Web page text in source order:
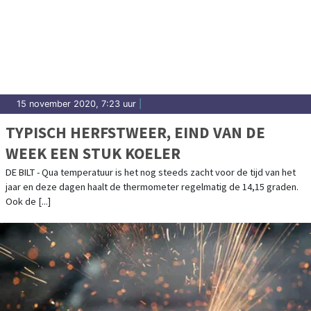
15 november 2020, 7:23 uur
TYPISCH HERFSTWEER, EIND VAN DE
WEEK EEN STUK KOELER
DE BILT - Qua temperatuur is het nog steeds zacht voor de tijd van het
jaar en deze dagen haalt de thermometer regelmatig de 14,15 graden.
Ook de [...]